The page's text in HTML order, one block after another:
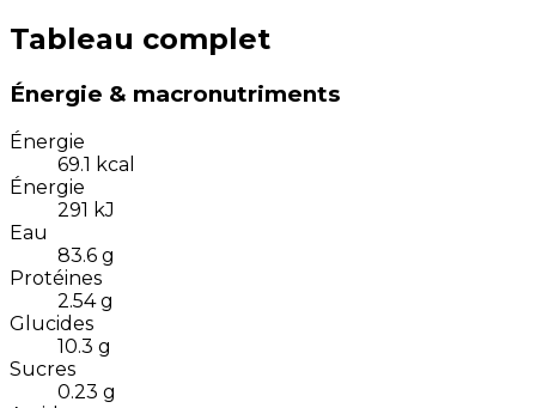
Tableau complet
Énergie & macronutriments
Énergie
69.1 kcal
Énergie
291 kJ
Eau
83.6 g
Protéines
2.54 g
Glucides
10.3 g
Sucres
0.23 g